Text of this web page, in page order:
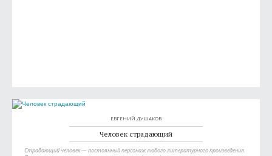
ЕВГЕНИЙ ДУШАКОВ
Человек страдающий
Страдающий человек — постоянный персонаж любого литературного произведения.